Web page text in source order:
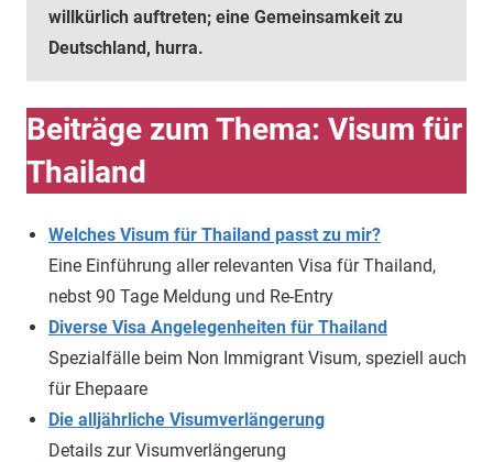
willkürlich auftreten; eine Gemeinsamkeit zu
Deutschland, hurra.
Beiträge zum Thema: Visum für
Thailand
Welches Visum für Thailand passt zu mir?
Eine Einführung aller relevanten Visa für Thailand,
nebst 90 Tage Meldung und Re-Entry
Diverse Visa Angelegenheiten für Thailand
Spezialfälle beim Non Immigrant Visum, speziell auch
für Ehepaare
Die alljährliche Visumverlängerung
Details zur Visumverlängerung